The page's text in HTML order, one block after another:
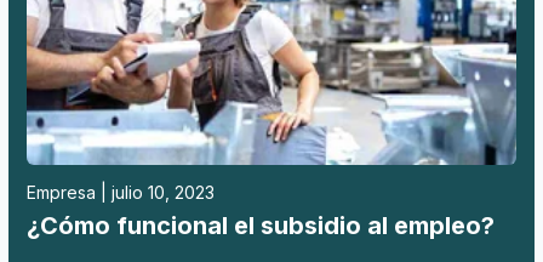
Empresa | julio 10, 2023
¿Cómo funcional el subsidio al empleo?